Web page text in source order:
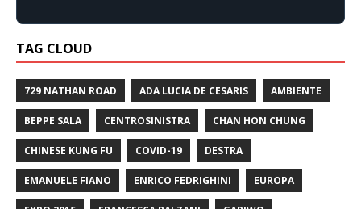
TAG CLOUD
729 NATHAN ROAD ADA LUCIA DE CESARIS AMBIENTE
BEPPE SALA CENTROSINISTRA CHAN HON CHUNG
CHINESE KUNG FU COVID-19 DESTRA
EMANUELE FIANO ENRICO FEDRIGHINI EUROPA